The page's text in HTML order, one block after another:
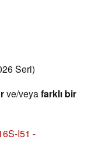
Seri)
ve/veyafarklı bir
I51 -